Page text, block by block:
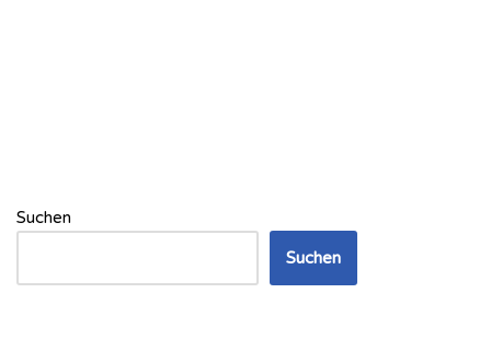
Suchen
Suchen